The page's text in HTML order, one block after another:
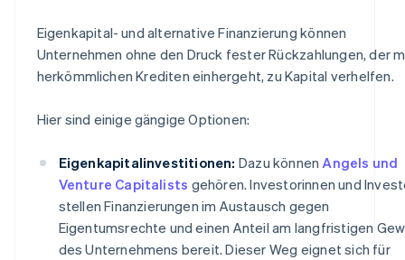
Eigenkapital- und alternative Finanzierung können
Unternehmen ohne den Druck fester Rückzahlungen, der
herkömmlichen Krediten einhergeht, zu Kapital verhelfen.
Hier sind einige gängige Optionen:
Eigenkapitalinvestitionen: Dazu können Angels und
Venture Capitalists gehören. Investorinnen und
stellen Finanzierungen im Austausch gegen
Eigentumsrechte und einen Anteil am langfristigen
des Unternehmens bereit. Dieser Weg eignet sich für